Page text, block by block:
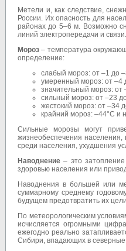
Метели и, как следствие,
России. Их опасность для
районах до 5–6 м. Возможно
линий электропередачи и связи.
Мороз – температура
определение:
слабый мороз: от –1 до
умеренный мороз: от –4
значительный мороз: от
сильный мороз: от –23
жестокий мороз: от –34
крайний мороз: –44°C и
Сильные морозы могут
жизнеобеспечения населения,
среди населения, ухудшения
Наводнение – это
здоровью населения или
Наводнения в большей или
суммарному среднему
будущем предотвратить их
По метеорологическим
исчисляется огромными
ежегодно реально
Сибири, впадающих в северные